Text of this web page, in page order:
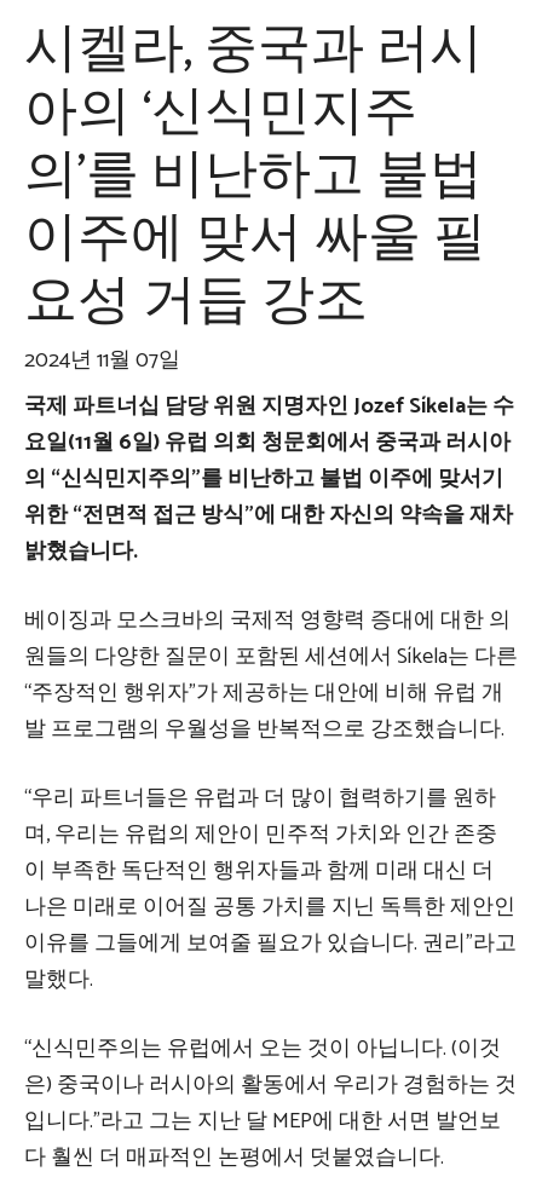
시켈라, 중국과 러시
아의 ‘신식민지주
의’를 비난하고 불법
이주에 맞서 싸울 필
요성 거듭 강조
2024년 11월 07일
국제 파트너십 담당 위원 지명자인 Jozef Síkela는 수
요일(11월 6일) 유럽 의회 청문회에서 중국과 러시아
의 “신식민지주의”를 비난하고 불법 이주에 맞서기
위한 “전면적 접근 방식”에 대한 자신의 약속을 재차
밝혔습니다.
베이징과 모스크바의 국제적 영향력 증대에 대한 의
원들의 다양한 질문이 포함된 세션에서 Síkela는 다른
“주장적인 행위자”가 제공하는 대안에 비해 유럽 개
발 프로그램의 우월성을 반복적으로 강조했습니다.
“우리 파트너들은 유럽과 더 많이 협력하기를 원하
며, 우리는 유럽의 제안이 민주적 가치와 인간 존중
이 부족한 독단적인 행위자들과 함께 미래 대신 더
나은 미래로 이어질 공통 가치를 지닌 독특한 제안인
이유를 그들에게 보여줄 필요가 있습니다. 권리”라고
말했다.
“신식민주의는 유럽에서 오는 것이 아닙니다. (이것
은) 중국이나 러시아의 활동에서 우리가 경험하는 것
입니다.”라고 그는 지난 달 MEP에 대한 서면 발언보
다 훨씬 더 매파적인 논평에서 덧붙였습니다.